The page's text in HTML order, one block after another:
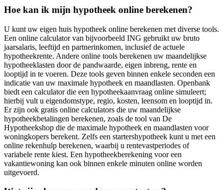
Hoe kan ik mijn hypotheek online berekenen?
U kunt uw eigen huis hypotheek online berekenen met diverse tools.
Een online calculator van bijvoorbeeld ING gebruikt uw bruto
jaarsalaris, leeftijd en partnerinkomen, inclusief de actuele
hypotheekrente. Andere online tools berekenen uw maandelijkse
hypotheeklasten door de pandwaarde, eigen inbreng, rente en
looptijd in te voeren. Deze tools geven binnen enkele seconden een
indicatie van uw maximale hypotheek en maandlasten. Openbank
biedt een calculator die een hypotheekaanvraag online simuleert;
hierbij vult u eigendomstype, regio, kosten, leensom en looptijd in.
Er zijn ook gratis online calculators die uw maandelijkse
hypotheekbetalingen berekenen, zoals de tool van De
Hypotheekshop die de maximale hypotheek en maandlasten voor
woningkopers berekent. Zelfs een startershypotheek kunt u met een
online rekenhulp berekenen, waarbij u rentevastperiodes of
variabele rente kiest. Een hypotheekberekening voor een
vakantiewoning kan ook binnen enkele minuten online worden
uitgevoerd.